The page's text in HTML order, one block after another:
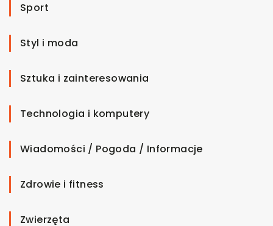
Sport
Styl i moda
Sztuka i zainteresowania
Technologia i komputery
Wiadomości / Pogoda / Informacje
Zdrowie i fitness
Zwierzęta